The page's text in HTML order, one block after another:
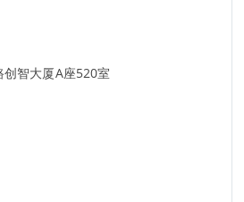
智大厦A座520室